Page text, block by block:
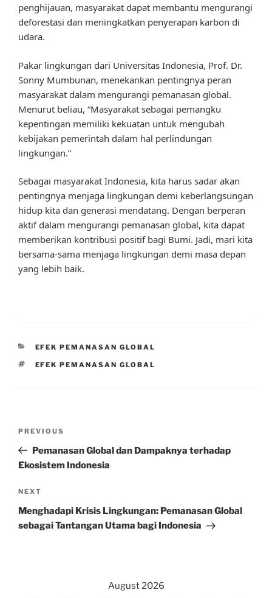
penghijauan, masyarakat dapat membantu mengurangi
deforestasi dan meningkatkan penyerapan karbon di
udara.
Pakar lingkungan dari Universitas Indonesia, Prof. Dr.
Sonny Mumbunan, menekankan pentingnya peran
masyarakat dalam mengurangi pemanasan global.
Menurut beliau, “Masyarakat sebagai pemangku
kepentingan memiliki kekuatan untuk mengubah
kebijakan pemerintah dalam hal perlindungan
lingkungan.”
Sebagai masyarakat Indonesia, kita harus sadar akan
pentingnya menjaga lingkungan demi keberlangsungan
hidup kita dan generasi mendatang. Dengan berperan
aktif dalam mengurangi pemanasan global, kita dapat
memberikan kontribusi positif bagi Bumi. Jadi, mari kita
bersama-sama menjaga lingkungan demi masa depan
yang lebih baik.
CATEGORIES
EFEK PEMANASAN GLOBAL
TAGS
EFEK PEMANASAN GLOBAL
Previous
Post
PREVIOUS
Pemanasan Global dan Dampaknya terhadap
Ekosistem Indonesia
Next
Post
NEXT
Menghadapi Krisis Lingkungan: Pemanasan Global
sebagai Tantangan Utama bagi Indonesia
August 2026